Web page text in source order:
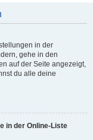
in der
gehe in den
auf der Seite angezeigt,
du alle deine
in der Online-Liste